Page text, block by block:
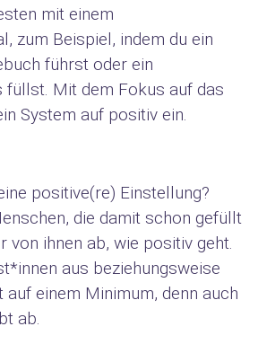
mit einem
zum Beispiel, indem du ein
führst oder ein
füllst. Mit dem Fokus auf das
System auf positiv ein.
positive(re) Einstellung?
die damit schon gefüllt
von ihnen ab, wie positiv geht.
aus beziehungsweise
auf einem Minimum, denn auch
ab.